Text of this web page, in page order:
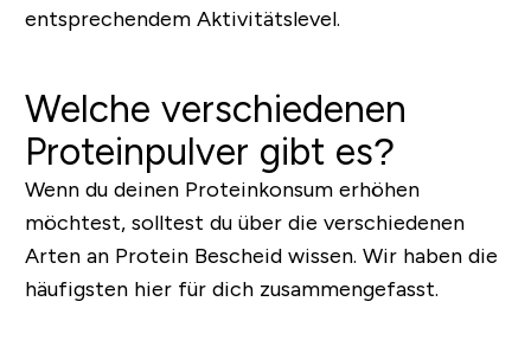
entsprechendem Aktivitätslevel.
Welche verschiedenen
Proteinpulver gibt es?
Wenn du deinen Proteinkonsum erhöhen
möchtest, solltest du über die verschiedenen
Arten an Protein Bescheid wissen. Wir haben die
häufigsten hier für dich zusammengefasst.